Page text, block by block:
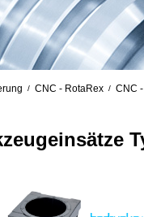
/ CNC - RotaRex / CNC